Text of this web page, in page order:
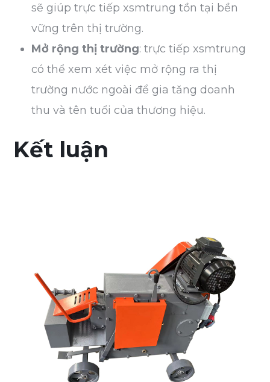
sẽ giúp trực tiếp xsmtrung tồn tại bền
vững trên thị trường.
Mở rộng thị trường: trực tiếp xsmtrung
có thể xem xét việc mở rộng ra thị
trường nước ngoài để gia tăng doanh
thu và tên tuổi của thương hiệu.
Kết luận